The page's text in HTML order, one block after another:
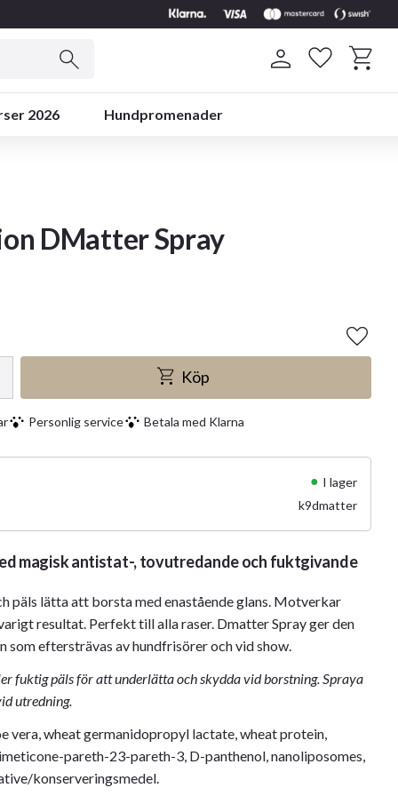
2026 Hundpromenader
Favoriter
DMatter Spray
Köp
Lägg
Personlig service Betala med Klarna
I lager
k9dmatter
magisk antistat-, tovutredande och fuktgivande
päls lätta att borsta med enastående glans. Motverkar
resultat. Perfekt till alla raser. Dmatter Spray ger den
som eftersträvas av hundfrisörer och vid show.
fuktig päls för att underlätta och skydda vid borstning. Spraya
utredning.
vera, wheat germanidopropyl lactate, wheat protein,
pareth-23-pareth-3, D-panthenol, nanoliposomes,
konserveringsmedel.